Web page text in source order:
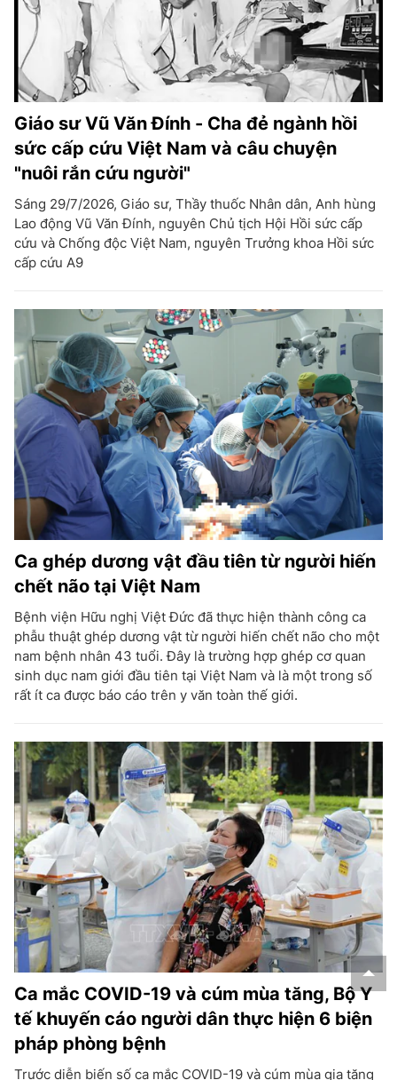
Giáo sư Vũ Văn Đính - Cha đẻ ngành hồi
sức cấp cứu Việt Nam và câu chuyện
"nuôi rắn cứu người"
Sáng 29/7/2026, Giáo sư, Thầy thuốc Nhân dân, Anh hùng
Lao động Vũ Văn Đính, nguyên Chủ tịch Hội Hồi sức cấp
cứu và Chống độc Việt Nam, nguyên Trưởng khoa Hồi sức
cấp cứu A9
Ca ghép dương vật đầu tiên từ người hiến
chết não tại Việt Nam
Bệnh viện Hữu nghị Việt Đức đã thực hiện thành công ca
phẫu thuật ghép dương vật từ người hiến chết não cho một
nam bệnh nhân 43 tuổi. Đây là trường hợp ghép cơ quan
sinh dục nam giới đầu tiên tại Việt Nam và là một trong số
rất ít ca được báo cáo trên y văn toàn thế giới.
Ca mắc COVID-19 và cúm mùa tăng, Bộ Y
tế khuyến cáo người dân thực hiện 6 biện
pháp phòng bệnh
Trước diễn biến số ca mắc COVID-19 và cúm mùa gia tăng